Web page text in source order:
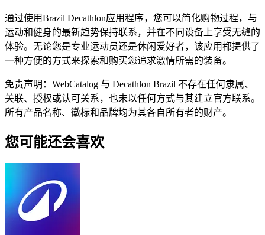
通过使用Brazil Decathlon应用程序，您可以简化购物过程，与
运动和健身的最新趋势保持联系，并在不同设备上享受无缝的
体验。无论您是专业运动员还是休闲爱好者，该应用都提供了
一种方便的方式来探索和购买您追求激情所需的装备。
免责声明：WebCatalog 与 Decathlon Brazil 不存在任何隶属、
关联、授权或认可关系，也未以任何方式与其建立官方联系。
所有产品名称、徽标和品牌均为其各自所有者的财产。
您可能还会喜欢